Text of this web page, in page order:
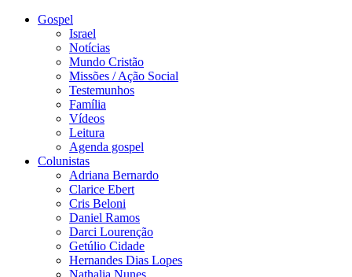
Gospel
Israel
Notícias
Mundo Cristão
Missões / Ação Social
Testemunhos
Família
Vídeos
Leitura
Agenda gospel
Colunistas
Adriana Bernardo
Clarice Ebert
Cris Beloni
Daniel Ramos
Darci Lourenção
Getúlio Cidade
Hernandes Dias Lopes
Nathalia Nunes